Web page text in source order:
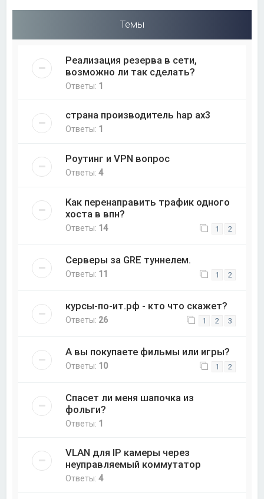
Темы
Реализация резерва в сети,
возможно ли так сделать?
Ответы: 1
страна производитель hap ax3
Ответы: 1
Роутинг и VPN вопрос
Ответы:4
Как перенаправить трафик одного
хоста в впн?
Ответы: 14 1 2
Серверы за GRE туннелем.
Ответы: 11 1 2
курсы-по-ит.рф - кто что скажет?
Ответы: 26 1 2 3
А вы покупаете фильмы или игры?
Ответы: 10 1 2
Спасет ли меня шапочка из
фольги?
Ответы: 1
VLAN для IP камеры через
неуправляемый коммутатор
Ответы:4